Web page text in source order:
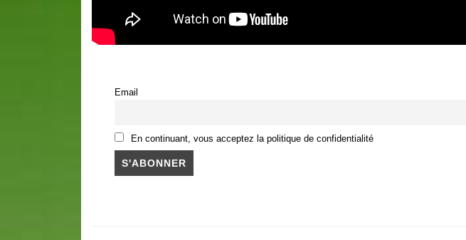
Email
En continuant, vous acceptez la politique de confidentialité